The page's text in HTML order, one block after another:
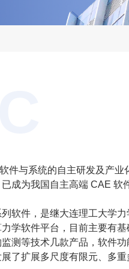
件与系统的自主研发及产
成为我国自主高端 CAE 软
软件，是继大连理工大学
学软件平台，目前主要有
测等技术几款产品，软件
了扩展多尺度有限元、多重